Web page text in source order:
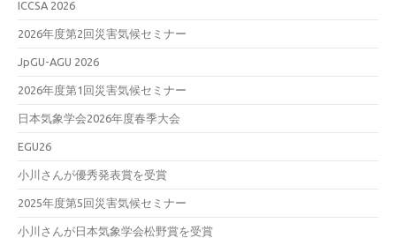
ICCSA 2026
2026年度第2回災害気候セミナー
JpGU-AGU 2026
2026年度第1回災害気候セミナー
日本気象学会2026年度春季大会
EGU26
小川さんが優秀発表賞を受賞
2025年度第5回災害気候セミナー
小川さんが日本気象学会松野賞を受賞